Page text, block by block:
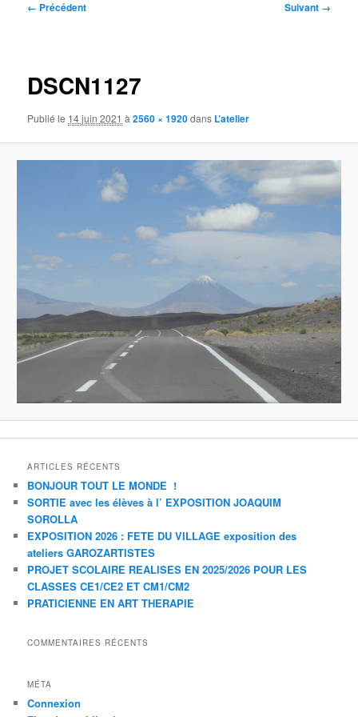
Navigation
← Précédent Suivant →
DSCN1127
Publié le 14 juin 2021 à2560 × 1920dans L’atelier
ARTICLES RÉCENTS
BONJOUR TOUT LE MONDE !
SORTIE avec les élèves à l’ EXPOSITION JOAQUIM
SOROLLA
EXPOSITION 2026 : FETE DU VILLAGE exposition des
ateliers GAROZARTISTES
PROJET SCOLAIRE REALISES EN 2025/2026 POUR LES
CLASSES CE1/CE2 ET CM1/CM2
PRATICIENNE EN ART THERAPIE
COMMENTAIRES RÉCENTS
MÉTA
Connexion